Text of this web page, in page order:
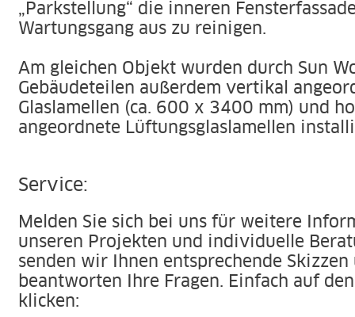
„Parkstellung“ die inneren
Wartungsgang aus zu reinigen.
Am gleichen Objekt wurden durch Sun
Gebäudeteilen außerdem vertikal
Glaslamellen (ca. 600 x 3400 mm) und
angeordnete Lüftungsglaslamellen
Service:
Melden Sie sich bei uns für weitere
unseren Projekten und individuelle
senden wir Ihnen entsprechende
beantworten Ihre Fragen. Einfach auf
klicken: